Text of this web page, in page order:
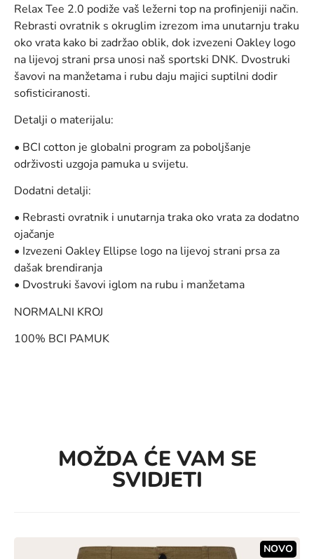
Relax Tee 2.0 podiže vaš ležerni top na profinjeniji način.
Rebrasti ovratnik s okruglim izrezom ima unutarnju traku
oko vrata kako bi zadržao oblik, dok izvezeni Oakley logo
na lijevoj strani prsa unosi naš sportski DNK. Dvostruki
šavovi na manžetama i rubu daju majici suptilni dodir
sofisticiranosti.
Detalji o materijalu:
• BCI cotton je globalni program za poboljšanje
održivosti uzgoja pamuka u svijetu.
Dodatni detalji:
• Rebrasti ovratnik i unutarnja traka oko vrata za dodatno
ojačanje
• Izvezeni Oakley Ellipse logo na lijevoj strani prsa za
dašak brendiranja
• Dvostruki šavovi iglom na rubu i manžetama
NORMALNI KROJ
100% BCI PAMUK
MOŽDA ĆE VAM SE
SVIDJETI
NOVO